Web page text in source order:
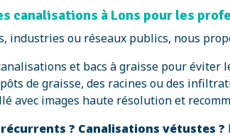
canalisations à Lons pour les
industries ou réseaux publics, nous
et bacs à graisse pour éviter
de graisse, des racines ou des
avec images haute résolution et
? Canalisations vétustes ?